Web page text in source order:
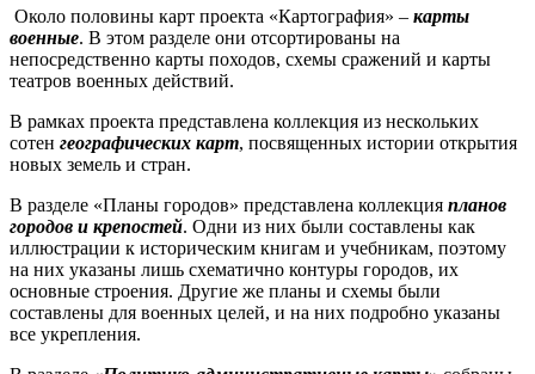
Около половины карт проекта «Картография» – карты
военные. В этом разделе они отсортированы на
непосредственно карты походов, схемы сражений и карты
театров военных действий.
В рамках проекта представлена коллекция из нескольких
сотен географических карт, посвященных истории открытия
новых земель и стран.
В разделе «Планы городов» представлена коллекция планов
городов и крепостей. Одни из них были составлены как
иллюстрации к историческим книгам и учебникам, поэтому
на них указаны лишь схематично контуры городов, их
основные строения. Другие же планы и схемы были
составлены для военных целей, и на них подробно указаны
все укрепления.